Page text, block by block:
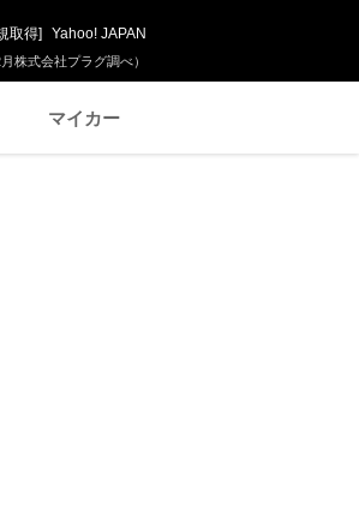
株式会社プラグ調べ）
取得] Yahoo! JAPAN
マイカー